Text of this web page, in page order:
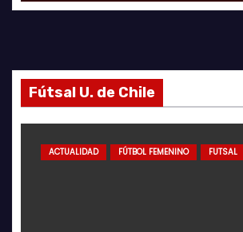
Fútsal U. de Chile
ACTUALIDAD FÚTBOL FEMENINO FUTSAL